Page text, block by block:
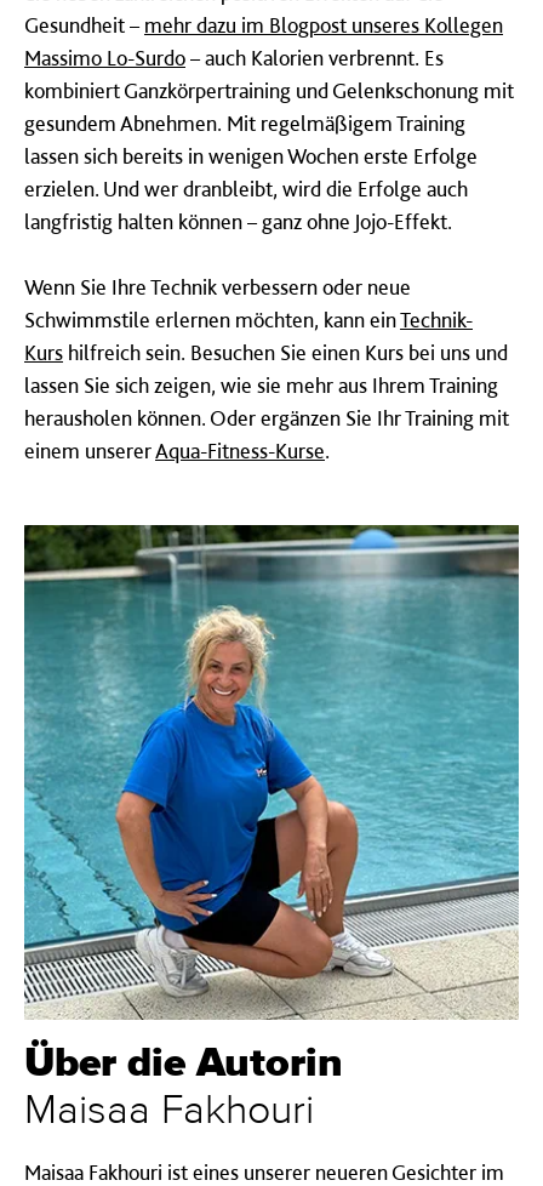
Gesundheit –mehr dazu im Blogpost unseres Kollegen
Massimo Lo-Surdo– auch Kalorien verbrennt. Es
kombiniert Ganzkörpertraining und Gelenkschonung mit
gesundem Abnehmen. Mit regelmäßigem Training
lassen sich bereits in wenigen Wochen erste Erfolge
erzielen. Und wer dranbleibt, wird die Erfolge auch
langfristig halten können – ganz ohne Jojo-Effekt.
Wenn Sie Ihre Technik verbessern oder neue
Schwimmstile erlernen möchten, kann einTechnik-
Kurs hilfreich sein. Besuchen Sie einen Kurs bei uns und
lassen Sie sich zeigen, wie sie mehr aus Ihrem Training
herausholen können. Oder ergänzen Sie Ihr Training mit
einem unsererAqua-Fitness-Kurse.
Über die Autorin
Maisaa Fakhouri
Maisaa Fakhouri ist eines unserer neueren Gesichter im